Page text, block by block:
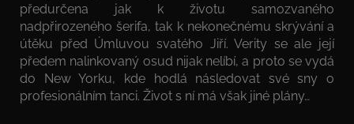
předurčena jak k životu samozvaného
nadpřirozeného šerifa, tak k nekonečnému skrývání a
útěku před Úmluvou svatého Jiří. Verity se ale její
předem nalinkovaný osud nijak nelíbí, a proto se vydá
do New Yorku, kde hodlá následovat své sny o
profesionálním tanci. Život s ní má však jiné plány…